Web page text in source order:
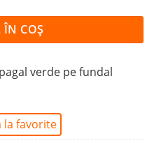
COȘ
verde pe fundal
la favorite